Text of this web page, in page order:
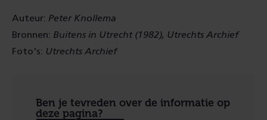
Auteur: Peter Knollema
Bronnen: Buitens in Utrecht (1982), Utrechts Archief
Foto's: Utrechts Archief
Ben je tevreden over de informatie op
deze pagina?